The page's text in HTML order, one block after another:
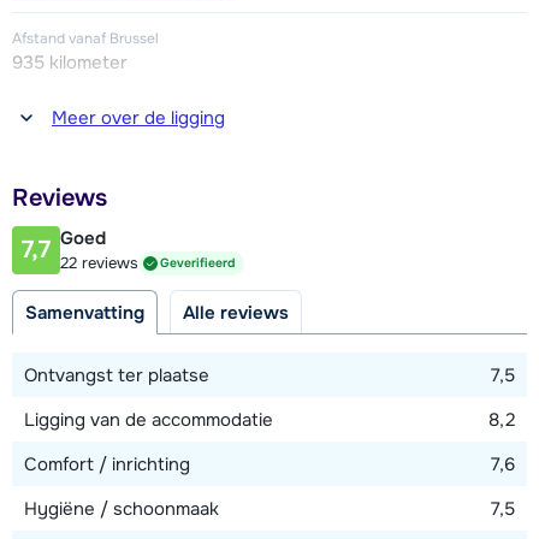
Afstand vanaf Brussel
935 kilometer
Afstand tot winkel(s)
1000 meter
1000 meter
Afstand tot piste
100 - 200 meter
25 - 50 meter
Bekijk kaart
Meer over de ligging
Reviews
7,7 Goed
22 reviews Geverifieerd
Samenvatting Alle reviews
Ontvangst ter plaatse
7,5
Ligging van de accommodatie
8,2
Comfort / inrichting
7,6
Hygiëne / schoonmaak
7,5